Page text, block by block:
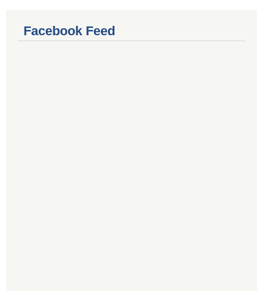
Facebook Feed